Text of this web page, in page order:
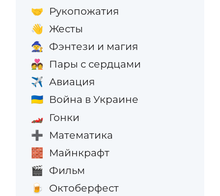
🤝 Рукопожатия
👋 Жесты
🧙 Фэнтези и магия
💑 Пары с сердцами
✈️ Авиация
🇺🇦 Война в Украине
🏎️ Гонки
➕ Математика
🧱 Майнкрафт
🎬 Фильм
🍺 Октоберфест